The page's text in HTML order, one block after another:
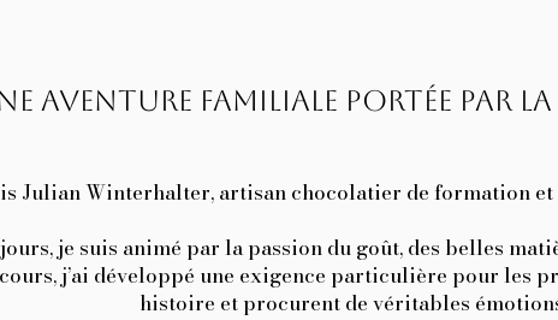
aventure familiale portée par
Julian Winterhalter, artisan chocolatier de formation et
je suis animé par la passion du goût, des belles
j’ai développé une exigence particulière pour les
histoire et procurent de véritables